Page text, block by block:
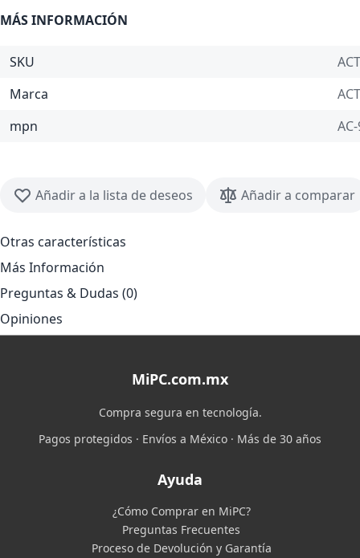
MÁS INFORMACIÓN
SKU
Marca
mpn
Añadir a la lista de deseos Añadir a comparar
Otras características
Más Información
Preguntas & Dudas (0)
Opiniones
MiPC.com.mx
Compra segura en tecnología.
Pagos protegidos · Envíos a México · Más de 30 años
Ayuda
¿Cómo Comprar en MiPC?
Preguntas Frecuentes
Proceso de Devolución y Garantía